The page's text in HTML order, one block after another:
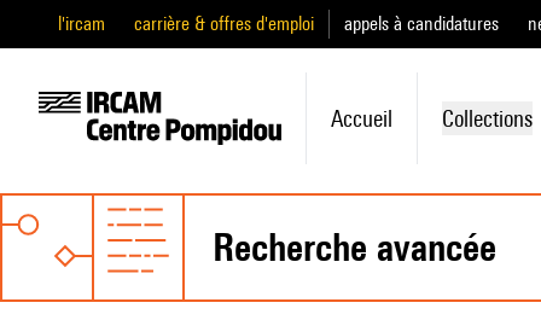
l'ircam carrière & offres d'emploi appels à candidatures
Accueil Collections
recherche avancée